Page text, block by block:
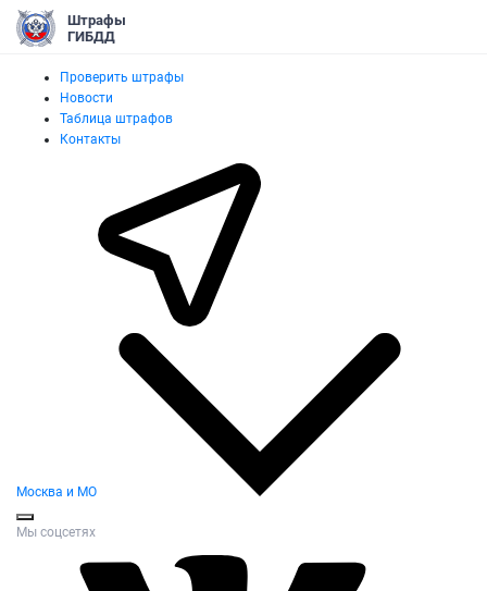
Штрафы
ГИБДД
Проверить штрафы
Новости
Таблица штрафов
Контакты
Москва и МО
Мы соцсетях